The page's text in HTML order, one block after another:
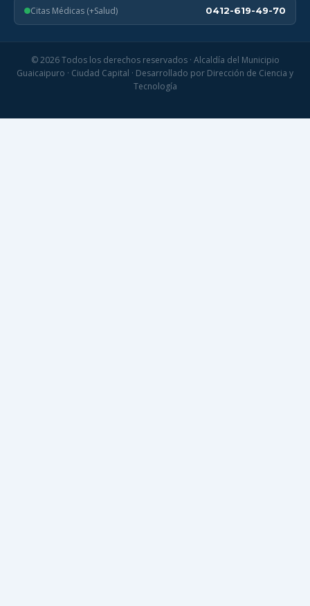
Citas Médicas (+Salud) 0412-619-49-70
© 2026 Todos los derechos reservados · Alcaldía del Municipio
Guaicaipuro · Ciudad Capital · Desarrollado por Dirección de Ciencia y
Tecnología